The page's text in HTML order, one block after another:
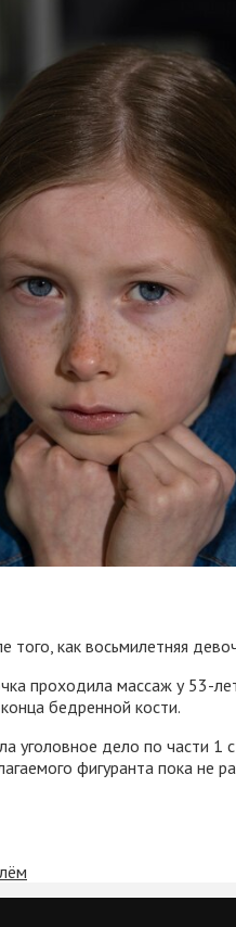
как восьмилетняя
проходила массаж у 53-
бедренной кости.
уголовное дело по части
фигуранта пока не